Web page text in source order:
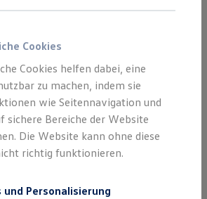
bei Gebrauchtwagen
Angebote
Leasing
Gebrauchtwagen-Leasing
Leasing
Leasing
mit Schlussrate
„Harman Kardon“
Lautsprechern,
700 Watt
digitalem
16-Kanal-Verstärker
Surround-Sound – und dank des
präzisen Bässen. Die Bedienung
Infotainment-System.
Cookies
Cookies helfen dabei, eine
zu machen, indem sie
wie Seitennavigation und
sichere Bereiche der Website
Die Website kann ohne diese
richtig funktionieren.
Personalisierung